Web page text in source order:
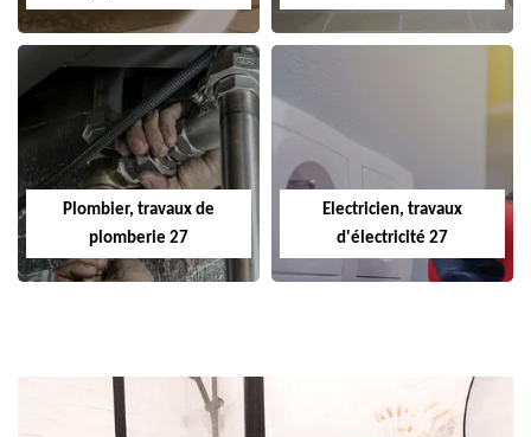
Plombier, travaux de
plomberie 27
Electricien, travaux
d'électricité 27